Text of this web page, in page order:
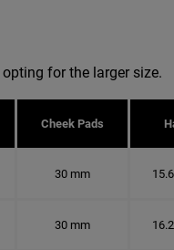
for the larger size.
Cheek Pads
30 mm
30 mm